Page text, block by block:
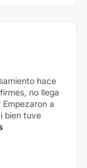
hace
no llega
a
bien tuve